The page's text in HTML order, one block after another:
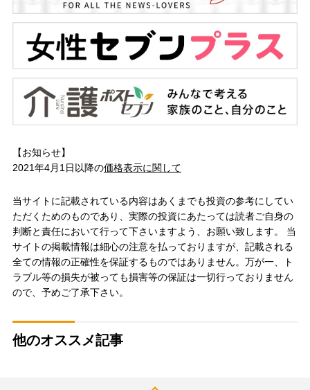
【お知らせ】
2021年4月1日以降の価格表示に関して
当サイトに記載されている内容はあくまでも投資の参考にしてい
ただくためのものであり、実際の投資にあたっては読者ご自身の
判断と責任において行って下さいますよう、お願い致します。 当
サイトの掲載情報は細心の注意を払っておりますが、記載される
全ての情報の正確性を保証するものではありません。万が一、ト
ラブル等の損失が被っても損害等の保証は一切行っておりません
ので、予めご了承下さい。
他のオススメ記事